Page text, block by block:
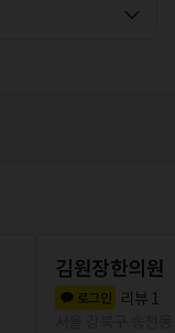
김원장한의원
로그인 리뷰 1